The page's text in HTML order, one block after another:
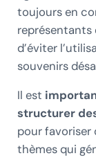
toujours en
représentants
d’éviter
souvenirs
Il est
structurer
pour favoriser
thèmes qui